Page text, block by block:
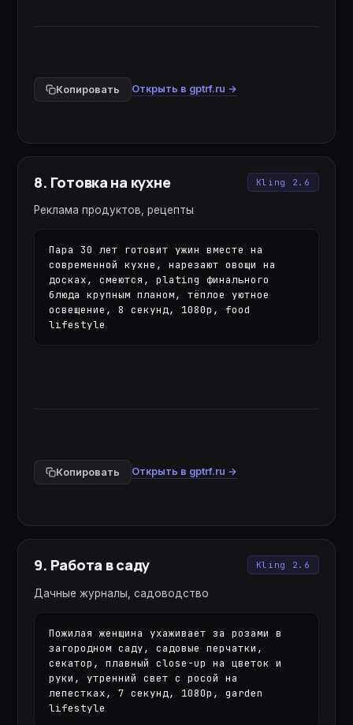
Копировать Открыть в gptrf.ru →
8. Готовка на кухне Kling 2.6
Реклама продуктов, рецепты
Пара 30 лет готовит ужин вместе на
современной кухне, нарезают овощи на
досках, смеются, plating финального
блюда крупным планом, тёплое уютное
освещение, 8 секунд, 1080p, food
lifestyle
Копировать Открыть в gptrf.ru →
9. Работа в саду Kling 2.6
Дачные журналы, садоводство
Пожилая женщина ухаживает за розами в
загородном саду, садовые перчатки,
секатор, плавный close-up на цветок и
руки, утренний свет с росой на
лепестках, 7 секунд, 1080p, garden
lifestyle